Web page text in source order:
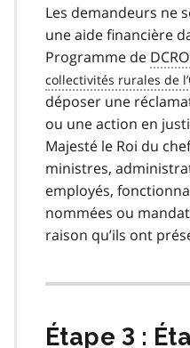
Les demandeurs ne
une aide financière
Programme de DCRO
déposer une
ou une action en
Majesté le Roi du
ministres,
employés,
nommées ou
raison qu’ils ont
Étape 3 :